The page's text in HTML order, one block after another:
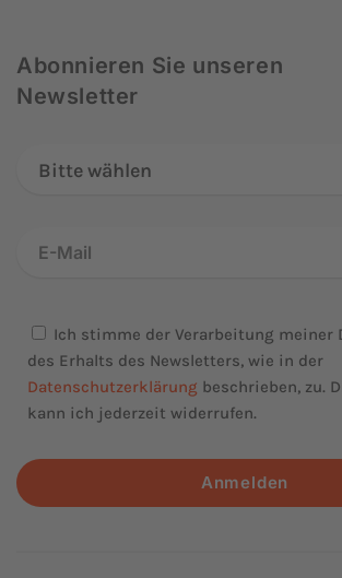
Abonnieren Sie unseren
Newsletter
Bitte wählen
Ich stimme der Verarbeitung meiner
des Erhalts des Newsletters, wie in der
Datenschutzerklärung beschrieben, zu.
kann ich jederzeit widerrufen.
Anmelden